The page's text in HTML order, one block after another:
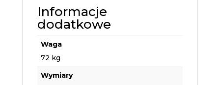
Informacje
dodatkowe
Waga
72 kg
Wymiary